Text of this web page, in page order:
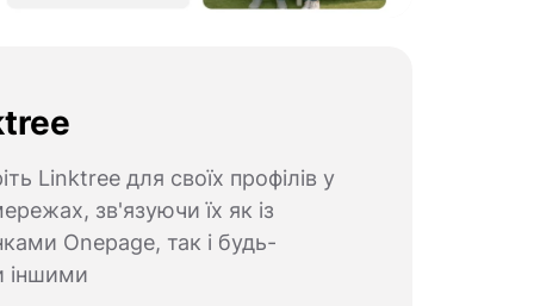
Linktree для своїх профілів у
зв'язуючи їх як із
Onepage, так і будь-
іншими